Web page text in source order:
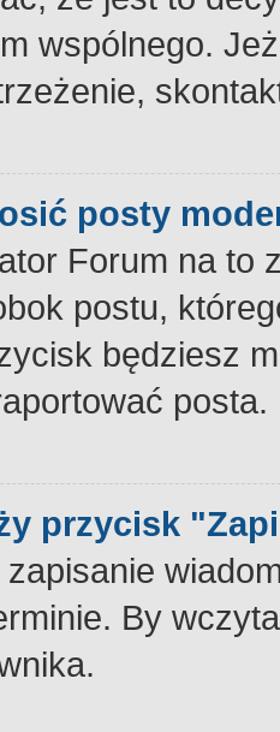
wspólnego.
posty
Forum na to
postu,
będziesz
posta.
przycisk
By